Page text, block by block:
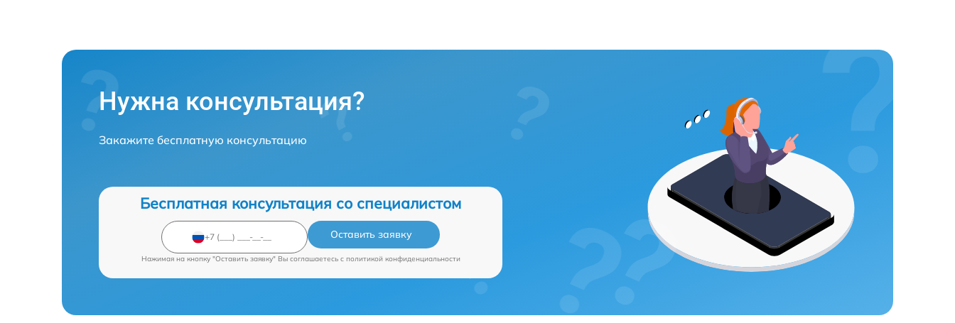
Нужна консультация?
Закажите бесплатную консультацию
Бесплатная консультация со специалистом
Оставить заявку
Нажимая на кнопку "Оставить заявку" Вы соглашаетесь c политикой конфиденциальности